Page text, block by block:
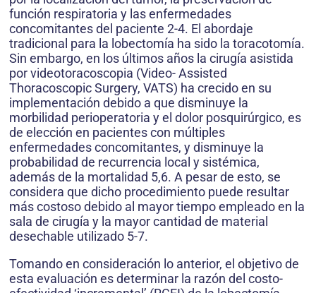
función respiratoria y las enfermedades
concomitantes del paciente 2-4. El abordaje
tradicional para la lobectomía ha sido la toracotomía.
Sin embargo, en los últimos años la cirugía asistida
por videotoracoscopia (Video- Assisted
Thoracoscopic Surgery, VATS) ha crecido en su
implementación debido a que disminuye la
morbilidad perioperatoria y el dolor posquirúrgico, es
de elección en pacientes con múltiples
enfermedades concomitantes, y disminuye la
probabilidad de recurrencia local y sistémica,
además de la mortalidad 5,6. A pesar de esto, se
considera que dicho procedimiento puede resultar
más costoso debido al mayor tiempo empleado en la
sala de cirugía y la mayor cantidad de material
desechable utilizado 5-7.
Tomando en consideración lo anterior, el objetivo de
esta evaluación es determinar la razón del costo-